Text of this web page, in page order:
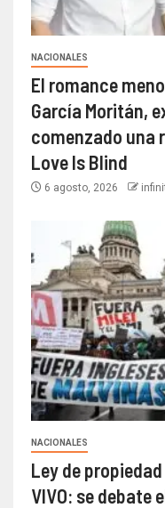
NACIONALES
El romance
García Moritán,
comenzado una
Love Is Blind
6 agosto, 2026
NACIONALES
Ley de
VIVO: se debate